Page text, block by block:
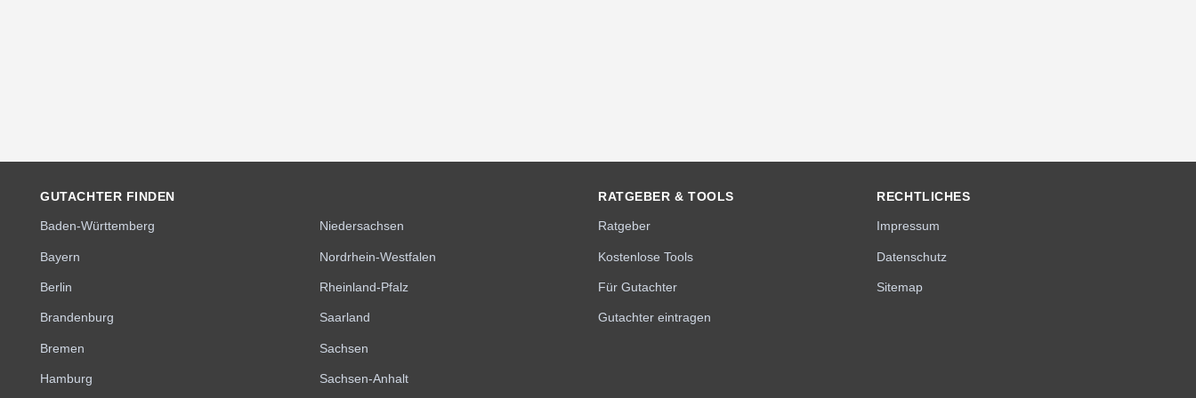
GUTACHTER FINDEN
Baden-Württemberg
Bayern
Berlin
Brandenburg
Bremen
Hamburg
Niedersachsen
Nordrhein-Westfalen
Rheinland-Pfalz
Saarland
Sachsen
Sachsen-Anhalt
RATGEBER & TOOLS
Ratgeber
Kostenlose Tools
Für Gutachter
Gutachter eintragen
RECHTLICHES
Impressum
Datenschutz
Sitemap